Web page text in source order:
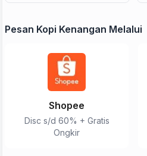
Pesan Kopi Kenangan Melalui
Shopee
Disc s/d 60% + Gratis
Ongkir